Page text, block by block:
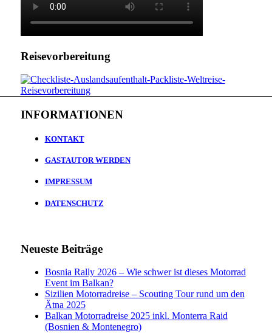
Reisevorbereitung
INFORMATIONEN
KONTAKT
GASTAUTOR WERDEN
IMPRESSUM
DATENSCHUTZ
Neueste Beiträge
Bosnia Rally 2026 – Wie schwer ist dieses Motorrad
Event im Balkan?
Sizilien Motorradreise – Scouting Tour rund um den
Ätna 2025
Balkan Motorradreise 2025 inkl. Monterra Raid
(Bosnien & Montenegro)